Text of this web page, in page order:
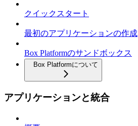
クイックスタート
最初のアプリケーションの作成
Box Platformのサンドボックス
Box Platformについて
アプリケーションと統合